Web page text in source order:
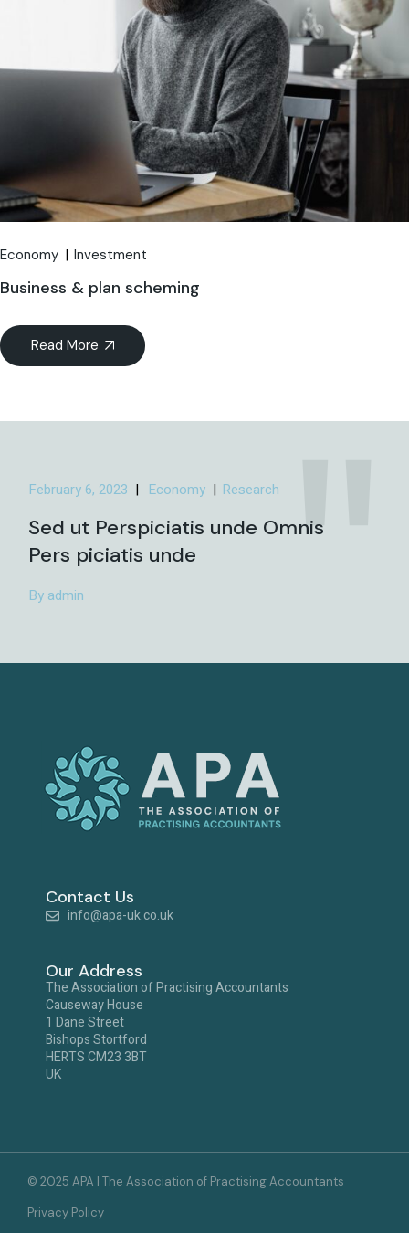
Economy Investment
Business & plan scheming
Read More
February 6, 2023 Economy Research
Sed ut Perspiciatis unde Omnis
Pers piciatis unde
By admin
Contact Us
info@apa-uk.co.uk
Our Address
The Association of Practising Accountants
Causeway House
1 Dane Street
Bishops Stortford
HERTS CM23 3BT
UK
© 2025 APA | The Association of Practising Accountants
Privacy Policy